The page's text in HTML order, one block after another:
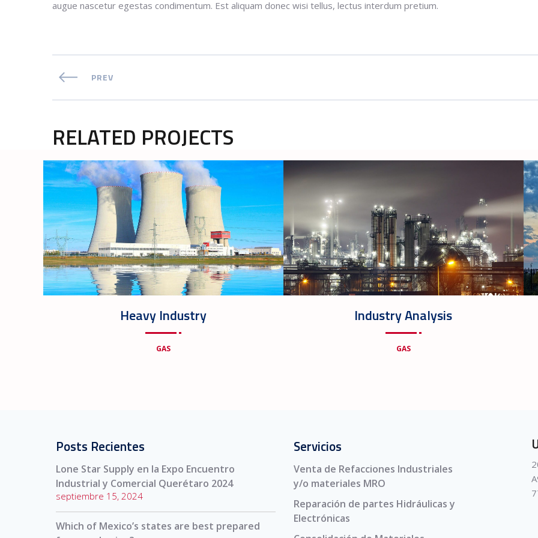
augue nascetur egestas condimentum. Est aliquam donec wisi tellus, lectus interdum pretium.
PREV
RELATED PROJECTS
Heavy Industry
GAS
Industry Analysis
GAS
Posts Recientes
Lone Star Supply en la Expo Encuentro
Industrial y Comercial Querétaro 2024
septiembre 15, 2024
Which of Mexico’s states are best prepared
Servicios
Venta de Refacciones Industriales
y/o materiales MRO
Reparación de partes Hidráulicas y
Electrónicas